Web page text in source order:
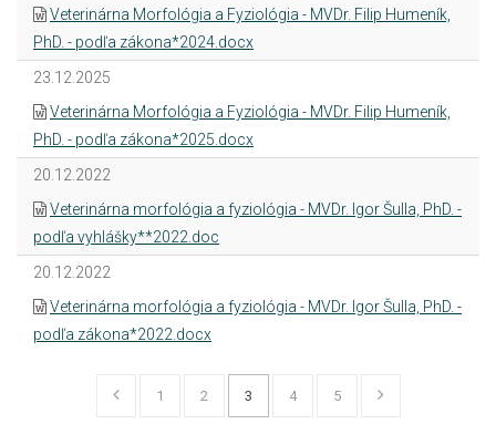
Veterinárna Morfológia a Fyziológia - MVDr. Filip Humeník,
PhD. - podľa zákona*2024.docx
23.12.2025
Veterinárna Morfológia a Fyziológia - MVDr. Filip Humeník,
PhD. - podľa zákona*2025.docx
20.12.2022
Veterinárna morfológia a fyziológia - MVDr. Igor Šulla, PhD. -
podľa vyhlášky**2022.doc
20.12.2022
Veterinárna morfológia a fyziológia - MVDr. Igor Šulla, PhD. -
podľa zákona*2022.docx
1 2 3 4 5